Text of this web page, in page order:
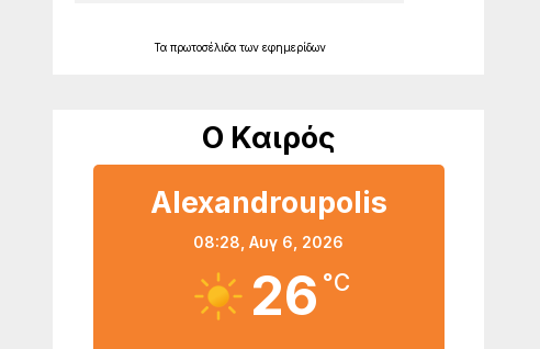
Τα πρωτοσέλιδα των εφημερίδων
Ο Καιρός
Alexandroupolis
08:28,Αυγ 6, 2026
26 °C